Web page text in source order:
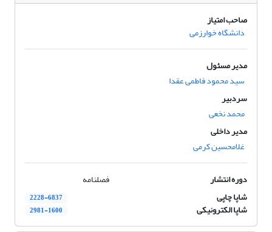
صاحب امتیاز
دانشگاه خوارزمی
مدیر مسئول
سید محمود فاطمی عقدا
سردبیر
محمد نخعی
مدیر داخلی
غلامحسین کرمی
دوره انتشار
فصلنامه
شاپا چاپی
2228-6837
شاپا الکترونیکی 2981-1600